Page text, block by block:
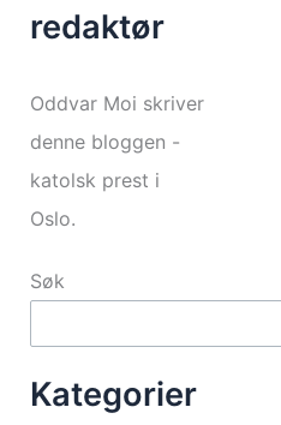
redaktør
Oddvar Moi skriver
denne bloggen -
katolsk prest i
Oslo.
Søk
Kategorier